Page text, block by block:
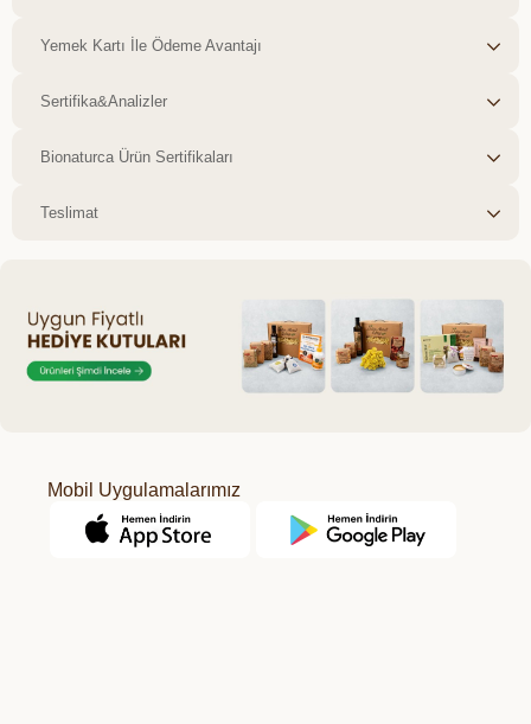
Yemek Kartı İle Ödeme Avantajı
Sertifika&Analizler
Bionaturca Ürün Sertifikaları
Teslimat
Mobil Uygulamalarımız